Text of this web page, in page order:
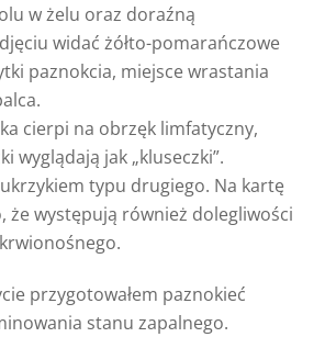
w żelu oraz doraźną
widać żółto-pomarańczowe
paznokcia, miejsce wrastania
cierpi na obrzęk limfatyczny,
wyglądają jak „kluseczki”.
typu drugiego. Na kartę
że występują również dolegliwości
przygotowałem paznokieć
stanu zapalnego.